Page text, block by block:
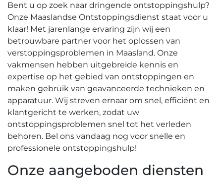
Bent u op zoek naar dringende ontstoppingshulp?​
Onze Maaslandse Ontstoppingsdienst staat voor u
klaar! Met jarenlange ervaring zijn wij een
betrouwbare partner voor het oplossen van
verstoppingsproblemen in Maasland.​ Onze
vakmensen hebben uitgebreide kennis en
expertise op het gebied van ontstoppingen en
maken gebruik van geavanceerde technieken en
apparatuur. Wij streven ernaar om snel, efficiënt en
klantgericht te werken, zodat uw
ontstoppingsproblemen snel tot het verleden
behoren.​ Bel ons vandaag nog voor snelle en
professionele ontstoppingshulp!​
Onze aangeboden diensten